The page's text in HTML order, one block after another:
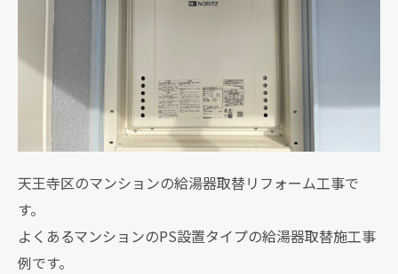
天王寺区のマンションの給湯器取替リフォーム工事で
す。
よくあるマンションのPS設置タイプの給湯器取替施工事
例です。